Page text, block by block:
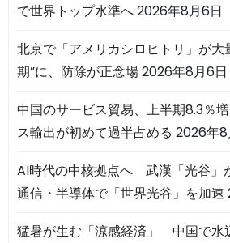
で世界トップ水準へ2026年8月6日
北京で「アメリカシロヒトリ」が
期”に、防除が正念場2026年8月6日
中国のサービス貿易、上半期8.3％
ス輸出が初めて過半占める 2026年8
AI時代の中核拠点へ 武漢「光谷
通信・半導体で「世界光谷」を加速
猛暑が生む「涼感経済」 中国で水